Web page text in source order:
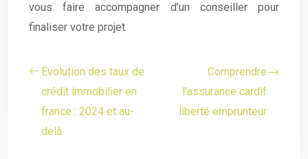
vous faire accompagner d’un conseiller pour
finaliser votre projet.
Évolution des taux de
crédit immobilier en
france : 2024 et au-
delà
Comprendre
l’assurance cardif
liberté emprunteur